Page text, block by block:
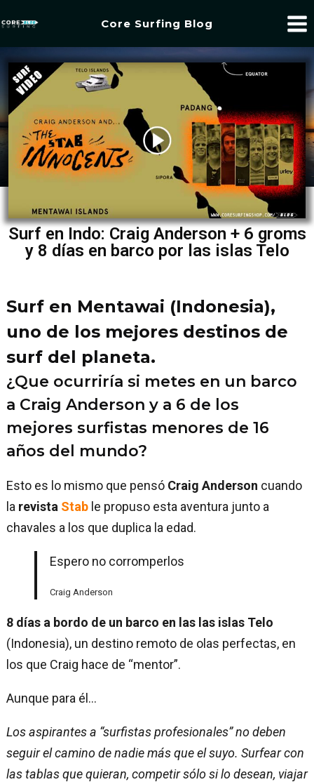
Core Surfing Blog
Surf en Indo: Craig Anderson + 6 groms
y 8 días en barco por las islas Telo
Surf en Mentawai (Indonesia),
uno de los mejores destinos de
surf del planeta.
¿Que ocurriría si metes en un barco
a Craig Anderson y a 6 de los
mejores surfistas menores de 16
años del mundo?
Esto es lo mismo que pensó Craig Anderson cuando
la revista Stab le propuso esta aventura junto a
chavales a los que duplica la edad.
Espero no corromperlos
Craig Anderson
8 días a bordo de un barco en las las islas Telo
(Indonesia), un destino remoto de olas perfectas, en
los que Craig hace de “mentor”.
Aunque para él…
Los aspirantes a “surfistas profesionales” no deben
seguir el camino de nadie más que el suyo. Surfear con
las tablas que quieran, competir sólo si lo desean, viajar